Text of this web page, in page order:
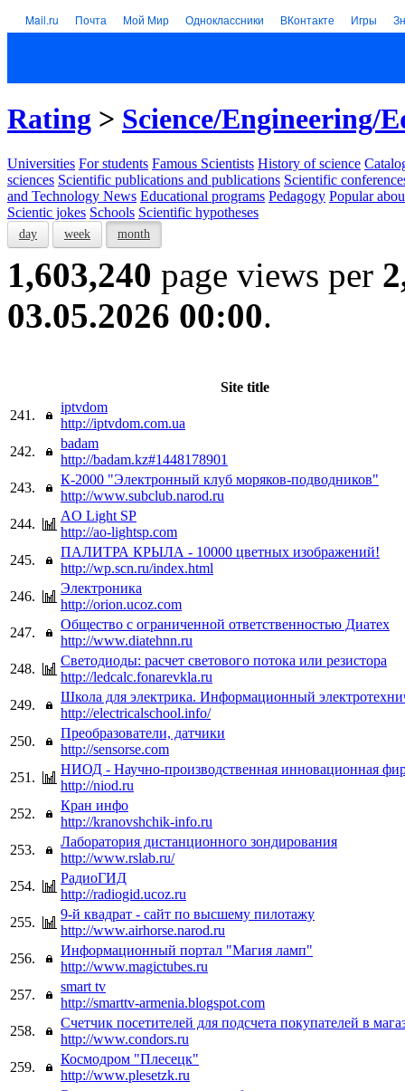
Mail.ru Почта Мой Мир Одноклассники ВКонтакте Игры
Rating > Science/Engineering/
Universities For students Famous Scientists History of science
sciences Scientific publications and publications Scientific
and Technology News Educational programs Pedagogy Popular
Scientic jokes Schools Scientific hypotheses
day week month
1,603,240 page views per
03.05.2026 00:00.
Site title
241.
iptvdom
http://iptvdom.com.ua
242.
badam
http://badam.kz#1448178901
243.
К-2000 "Электронный клуб моряков-подводников"
http://www.subclub.narod.ru
244.
AO Light SP
http://ao-lightsp.com
245.
ПАЛИТРА КРЫЛА - 10000 цветных изображений!
http://wp.scn.ru/index.html
246.
Электроника
http://orion.ucoz.com
247.
Общество с ограниченной ответственностью Диатех
http://www.diatehnn.ru
248.
Светодиоды: расчет светового потока или резистора
http://ledcalc.fonarevkla.ru
249.
Школа для электрика. Информационный
http://electricalschool.info/
250.
Преобразователи, датчики
http://sensorse.com
251.
НИОД - Научно-производственная инновационная
http://niod.ru
252.
Кран инфо
http://kranovshchik-info.ru
253.
Лаборатория дистанционного зондирования
http://www.rslab.ru/
254.
РадиоГИД
http://radiogid.ucoz.ru
255.
9-й квадрат - сайт по высшему пилотажу
http://www.airhorse.narod.ru
256.
Информационный портал "Магия ламп"
http://www.magictubes.ru
257.
smart tv
http://smarttv-armenia.blogspot.com
258.
Счетчик посетителей для подсчета покупателей в
http://www.condors.ru
259.
Космодром "Плесецк"
http://www.plesetzk.ru